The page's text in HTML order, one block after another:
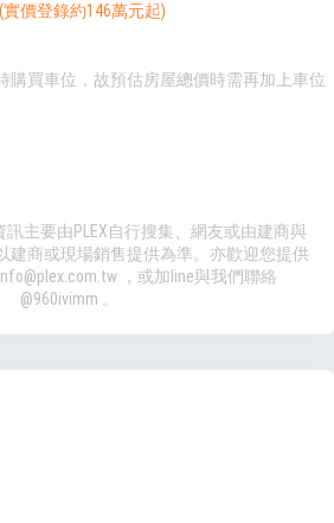
(實價登錄約146萬元起)
購買車位，故預估房屋總價時需再加上車位
主要由PLEX自行搜集、網友或由建商與
建商或現場銷售提供為準。亦歡迎您提供
，或加line與我們聯絡
@960ivimm 。